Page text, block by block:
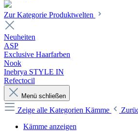
Zur Kategorie Produktwelten
Neuheiten
ASP
Exclusive Haarfarben
Nook
Inebrya STYLE IN
Refectocil
Menü schließen
Zeige alle Kategorien Kämme
Kämme anzeigen